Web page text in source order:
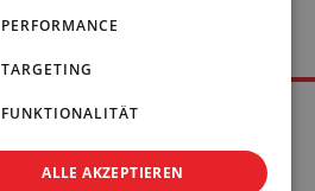
PERFORMANCE
TARGETING
FUNKTIONALITÄT
ALLE AKZEPTIEREN